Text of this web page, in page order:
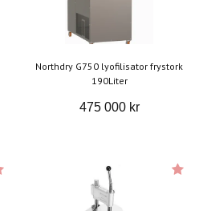
Northdry G750 lyofilisator frystork
190Liter
475 000 kr